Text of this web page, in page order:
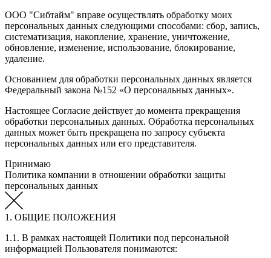
ООО "Сибтайм" вправе осуществлять обработку моих
персональных данных следующими способами: сбор, запись,
систематизация, накопление, хранение, уничтожение,
обновление, изменение, использование, блокирование,
удаление.
Основанием для обработки персональных данных является
Федеральный закона №152 «О персональных данных».
Настоящее Согласие действует до момента прекращения
обработки персональных данных. Обработка персональных
данных может быть прекращена по запросу субъекта
персональных данных или его представителя.
Принимаю
Политика компании в отношении обработки защиты
персональных данных
1. ОБЩИЕ ПОЛОЖЕНИЯ
1.1. В рамках настоящей Политики под персональной
информацией Пользователя понимаются: